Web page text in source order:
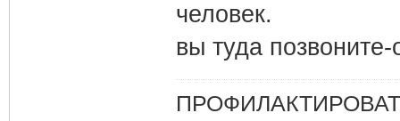
человек.
вы туда